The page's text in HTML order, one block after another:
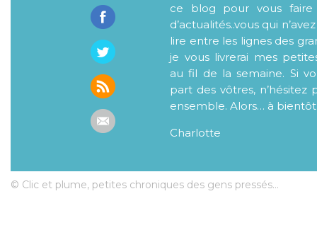
ce blog pour vous faire
d’actualités..vous qui
lire entre les lignes des
je vous livrerai mes
au fil de la semaine. Si
part des vôtres, n’hésitez
ensemble. Alors… à bientôt
Charlotte
© Clic et plume, petites chroniques des gens pressés...